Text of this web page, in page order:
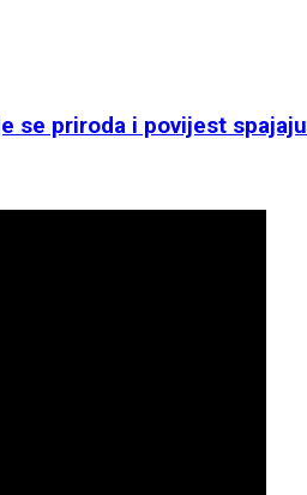
se priroda i povijest spajaju